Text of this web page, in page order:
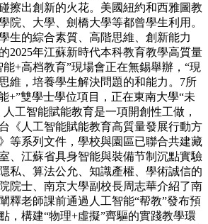
擦出創新的火花。美國紐約和西雅圖教
院、大學、劍橋大學等都曾學生利用。
生的綜合素質、高階思維、創新能力
2025年江蘇新時代本科教育教學高質量
+高档教育”現場會正在無錫舉辦，“現
維，培養學生解決問題的和能力。7所
+”雙學士學位項目，正在東南大學“未
工智能賦能教育是一項開創性工做，
《人工智能賦能教育高質量發展行動方
等系列文件，學校與園區已聯合共建藏
、江蘇省具身智能與裝備节制沉點實驗
私、算法公允、知識產權、學術誠信的
院士、南京大學副校長周志華介紹了南
釋老師課前通過人工智能“帮教”發布預
，構建“物理+虛擬”齊驅的實踐教學環